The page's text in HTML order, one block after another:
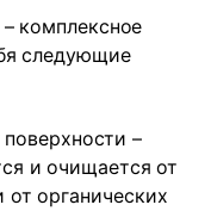
комплексное
следующие
–
и очищается от
от органических